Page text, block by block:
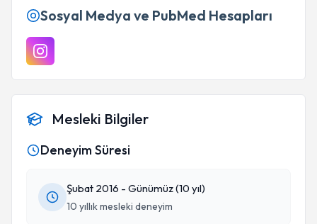
Sosyal Medya ve PubMed Hesapları
Mesleki Bilgiler
Deneyim Süresi
Şubat 2016 - Günümüz (10 yıl)
10 yıllık mesleki deneyim